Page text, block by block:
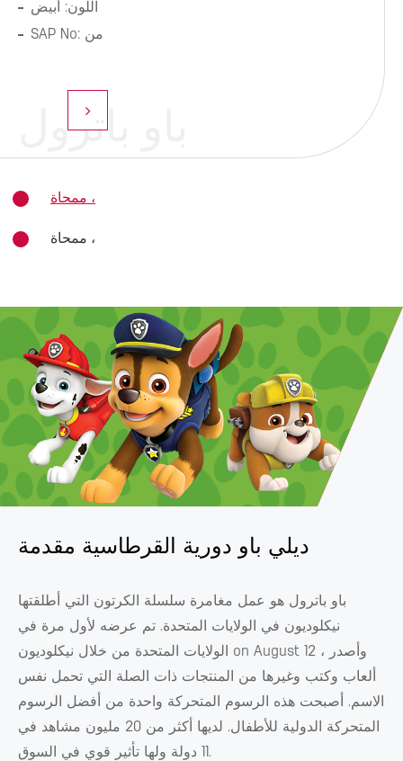
اللون: أبيض
SAP No: من
اللون: Asst.
SAP No: من
باو باترول
ممحاة ،
ممحاة ،
ديلي باو دورية القرطاسية مقدمة
باو باترول هو عمل مغامرة سلسلة الكرتون التي أطلقتها
نيكلوديون في الولايات المتحدة. تم عرضه لأول مرة في
الولايات المتحدة من خلال نيكلوديون on August 12 ، وأصدر
ألعاب وكتب وغيرها من المنتجات ذات الصلة التي تحمل نفس
الاسم. أصبحت هذه الرسوم المتحركة واحدة من أفضل الرسوم
المتحركة الدولية للأطفال. لديها أكثر من 20 مليون مشاهد في
11 دولة ولها تأثير قوي في السوق.